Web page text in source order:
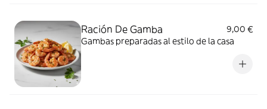
Ración De Gamba
9,00 €
Gambas preparadas al estilo de la casa